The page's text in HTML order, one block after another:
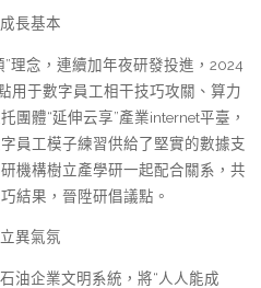
長基本
理念，連續加年夜研發投進，2024
用于數字員工相干技巧攻關、算力
團體“延伸云享”產業internet平臺，
員工模子練習供給了堅實的數據支
機構樹立產學研一起配合關系，共
結果，晉陞研倡議點。
異氣氛
油企業文明系統，將“人人能成